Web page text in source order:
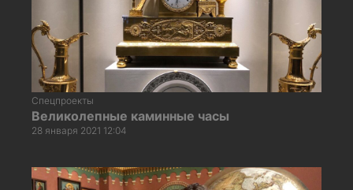
Спецпроекты
Великолепные каминные часы
28 января 2021 12:04